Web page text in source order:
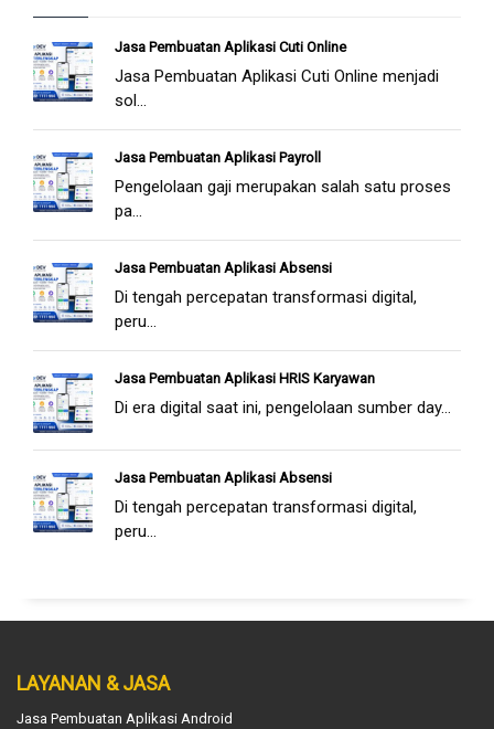
Jasa Pembuatan Aplikasi Cuti Online
Jasa Pembuatan Aplikasi Cuti Online menjadi
sol...
Jasa Pembuatan Aplikasi Payroll
Pengelolaan gaji merupakan salah satu proses
pa...
Jasa Pembuatan Aplikasi Absensi
Di tengah percepatan transformasi digital,
peru...
Jasa Pembuatan Aplikasi HRIS Karyawan
Di era digital saat ini, pengelolaan sumber day...
Jasa Pembuatan Aplikasi Absensi
Di tengah percepatan transformasi digital,
peru...
LAYANAN & JASA
Jasa Pembuatan Aplikasi Android